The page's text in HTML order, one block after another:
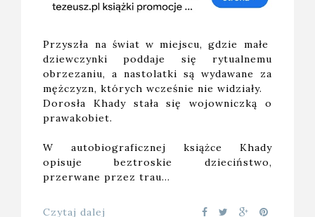
Przyszła na świat w miejscu, gdzie małe
dziewczynki poddaje się rytualnemu
obrzezaniu, a nastolatki są wydawane za
mężczyzn, których wcześnie nie widziały.
Dorosła Khady stała się wojowniczką o
prawakobiet.
W autobiograficznej książce Khady
opisuje beztroskie dzieciństwo,
przerwane przez trau…
Czytaj dalej